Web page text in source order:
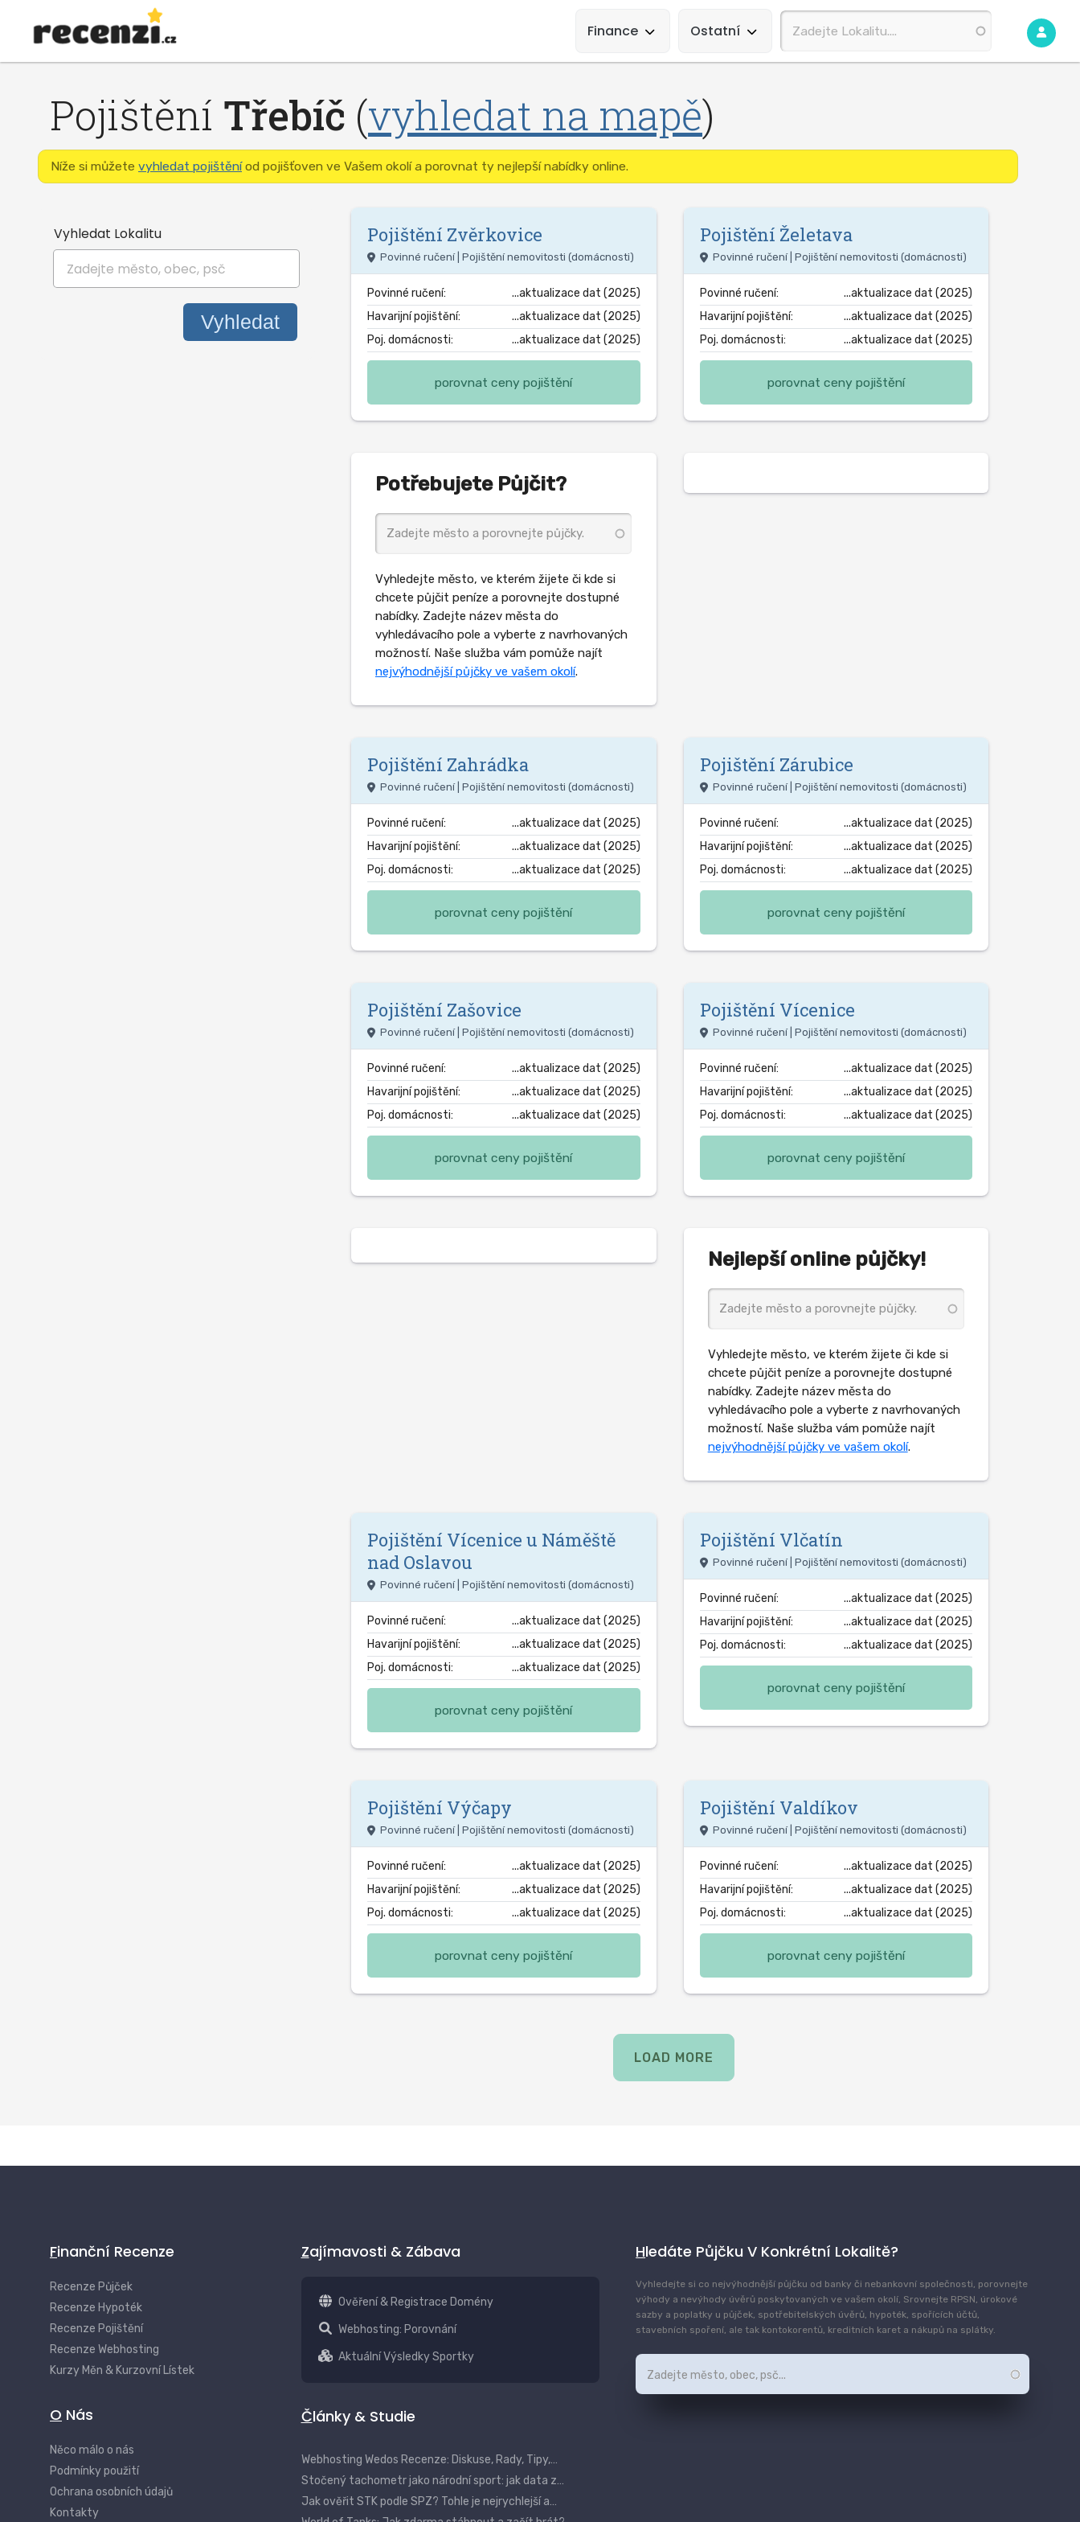
Navigation
Finance Ostatní
Pojištění Třebíč (vyhledat na mapě)
Níže si můžete vyhledat pojištěníod pojišťoven ve Vašem okolí a porovnat ty nejlepší nabídky online.
Vyhledat Lokalitu Pojištění Zvěrkovice
Povinné ručení | Pojištění nemovitosti (domácnosti)
Povinné ručení:
...aktualizace dat (2025)
Havarijní pojištění:
...aktualizace dat (2025)
Poj. domácnosti:
...aktualizace dat (2025)
porovnat ceny pojištění
Pojištění Želetava
Povinné ručení | Pojištění nemovitosti (domácnosti)
Povinné ručení:
...aktualizace dat (2025)
Havarijní pojištění:
...aktualizace dat (2025)
Poj. domácnosti:
...aktualizace dat (2025)
porovnat ceny pojištění
Potřebujete Půjčit?
Vyhledejte město, ve kterém žijete či kde si
chcete půjčit peníze a porovnejte dostupné
nabídky. Zadejte název města do
vyhledávacího pole a vyberte z navrhovaných
možností. Naše služba vám pomůže najít
nejvýhodnější půjčky ve vašem okolí.
Pojištění Zahrádka
Povinné ručení | Pojištění nemovitosti (domácnosti)
Povinné ručení:
...aktualizace dat (2025)
Havarijní pojištění:
...aktualizace dat (2025)
Poj. domácnosti:
...aktualizace dat (2025)
porovnat ceny pojištění
Pojištění Zárubice
Povinné ručení | Pojištění nemovitosti (domácnosti)
Povinné ručení:
...aktualizace dat (2025)
Havarijní pojištění:
...aktualizace dat (2025)
Poj. domácnosti:
...aktualizace dat (2025)
porovnat ceny pojištění
Pojištění Zašovice
Povinné ručení | Pojištění nemovitosti (domácnosti)
Povinné ručení:
...aktualizace dat (2025)
Havarijní pojištění:
...aktualizace dat (2025)
Poj. domácnosti:
...aktualizace dat (2025)
porovnat ceny pojištění
Pojištění Vícenice
Povinné ručení | Pojištění nemovitosti (domácnosti)
Povinné ručení:
...aktualizace dat (2025)
Havarijní pojištění:
...aktualizace dat (2025)
Poj. domácnosti:
...aktualizace dat (2025)
porovnat ceny pojištění
Nejlepší online půjčky!
Vyhledejte město, ve kterém žijete či kde si
chcete půjčit peníze a porovnejte dostupné
nabídky. Zadejte název města do
vyhledávacího pole a vyberte z navrhovaných
možností. Naše služba vám pomůže najít
nejvýhodnější půjčky ve vašem okolí.
Pojištění Vícenice u Náměště
nad Oslavou
Povinné ručení | Pojištění nemovitosti (domácnosti)
Povinné ručení:
...aktualizace dat (2025)
Havarijní pojištění:
...aktualizace dat (2025)
Poj. domácnosti:
...aktualizace dat (2025)
porovnat ceny pojištění
Pojištění Vlčatín
Povinné ručení | Pojištění nemovitosti (domácnosti)
Povinné ručení:
...aktualizace dat (2025)
Havarijní pojištění:
...aktualizace dat (2025)
Poj. domácnosti:
...aktualizace dat (2025)
porovnat ceny pojištění
Pojištění Výčapy
Povinné ručení | Pojištění nemovitosti (domácnosti)
Povinné ručení:
...aktualizace dat (2025)
Havarijní pojištění:
...aktualizace dat (2025)
Poj. domácnosti:
...aktualizace dat (2025)
porovnat ceny pojištění
Pojištění Valdíkov
Povinné ručení | Pojištění nemovitosti (domácnosti)
Povinné ručení:
...aktualizace dat (2025)
Havarijní pojištění:
...aktualizace dat (2025)
Poj. domácnosti:
...aktualizace dat (2025)
porovnat ceny pojištění
LOAD MORE
Finanční Recenze
Recenze Půjček
Recenze Hypoték
Recenze Pojištění
Recenze Webhosting
Kurzy Měn & Kurzovní Lístek
O Nás
Něco málo o nás
Podmínky použití
Ochrana osobních údajů
Kontakty
Zajímavosti & Zábava
Ověření & Registrace Domény
Webhosting: Porovnání
Aktuální Výsledky Sportky
Články & Studie
Webhosting Wedos Recenze: Diskuse, Rady, Tipy,…
Stočený tachometr jako národní sport: jak data z…
Jak ověřit STK podle SPZ? Tohle je nejrychlejší a…
Hledáte Půjčku V Konkrétní Lokalitě?
Vyhledejte si co nejvýhodnější půjčku od banky či nebankovní společnosti, porovnejte
výhody a nevýhody úvěrů poskytovaných ve vašem okolí, Srovnejte RPSN, úrokové
sazby a poplatky u půjček, spotřebitelských úvěrů, hypoték, spořících účtů,
stavebních spoření, ale tak kontokorentů, kreditních karet a nákupů na splátky.